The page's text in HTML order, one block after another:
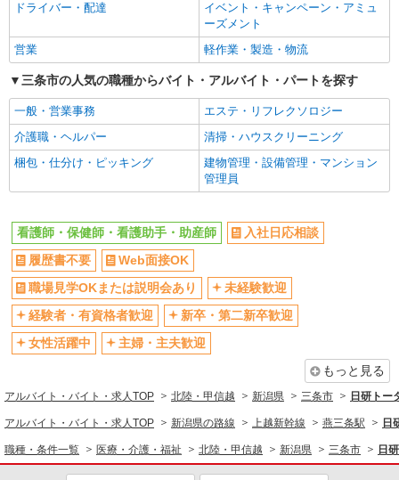
ドライバー・配達
イベント・キャンペーン・アミュ
ーズメント
営業
軽作業・製造・物流
三条市の人気の職種からバイト・アルバイト・パートを探す
一般・営業事務
エステ・リフレクソロジー
介護職・ヘルパー
清掃・ハウスクリーニング
梱包・仕分け・ピッキング
建物管理・設備管理・マンション
管理員
看護師・保健師・看護助手・助産師
入社日応相談
履歴書不要
Web面接OK
職場見学OKまたは説明会あり
未経験歓迎
経験者・有資格者歓迎
新卒・第二新卒歓迎
女性活躍中
主婦・主夫歓迎
もっと見る
アルバイト・バイト・求人TOP 北陸・甲信越 新潟県 三条市 日研トー
アルバイト・バイト・求人TOP 新潟県の路線 上越新幹線 燕三条駅 日
職種・条件一覧 医療・介護・福祉 北陸・甲信越 新潟県 三条市 日